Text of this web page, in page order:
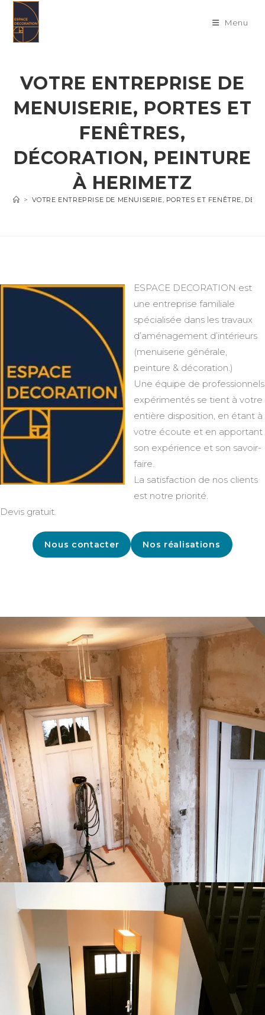
content
Menu
VOTRE ENTREPRISE DE
MENUISERIE, PORTES ET
FENÊTRES,
DÉCORATION, PEINTURE
À HERIMETZ
> VOTRE ENTREPRISE DE MENUISERIE, PORTES ET FENÊTRE,
ESPACE DECORATION est
une entreprise familiale
spécialisée dans les travaux
d’aménagement d’intérieurs
(menuiserie générale,
peinture & décoration.)
Une équipe de professionnels
expérimentés se tient à votre
entière disposition, en étant à
votre écoute et en apportant
son expérience et son savoir-
faire.
La satisfaction de nos clients
est notre priorité.
Devis gratuit.
Nous contacter Nos réalisations